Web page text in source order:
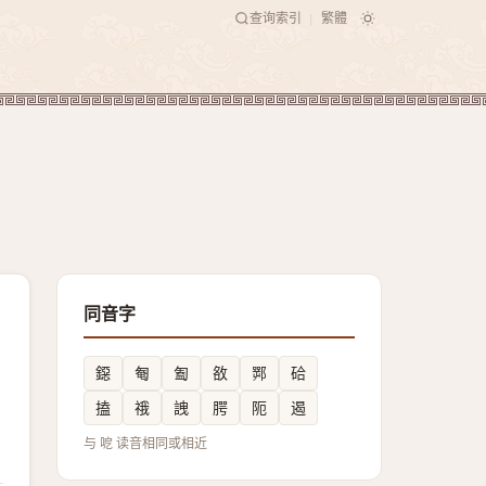
查询索引 繁體
同音字
鐚 匎 㔩 敋 䣞
硆
搕
䄉 䛖 腭 阨 遏
与 呝 读音相同或相近